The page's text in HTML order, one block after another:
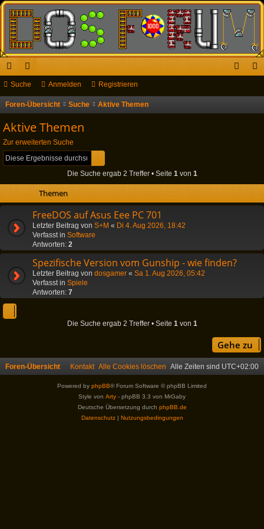
ch
ne
llz
ug
riff
or
en
Suche Anmelden Registrieren
Foren-Übersicht Suche Aktive Themen
Aktive Themen
Zur erweiterten Suche
Die Suche ergab 2 Treffer • Seite 1von 1
Themen
FreeDOS auf Asus Eee PC 701
Letzter Beitrag von S+M « Di 4. Aug 2026, 18:42
Verfasst in Software
Antworten: 2
Spezifische Version vom Gunship - wie finden?
Letzter Beitrag von dosgamer « Sa 1. Aug 2026, 05:42
Verfasst in Spiele
Antworten: 7
Die Suche ergab 2 Treffer • Seite 1von 1
Gehe zu
Foren-Übersicht Alle Zeiten sind UTC+02:00
Alle Cookies löschen
Kontakt
Powered by phpBB® Forum Software © phpBB Limited
Style von Arty - phpBB 3.3 von MrGaby
Deutsche Übersetzung durch phpBB.de
Datenschutz| Nutzungsbedingungen